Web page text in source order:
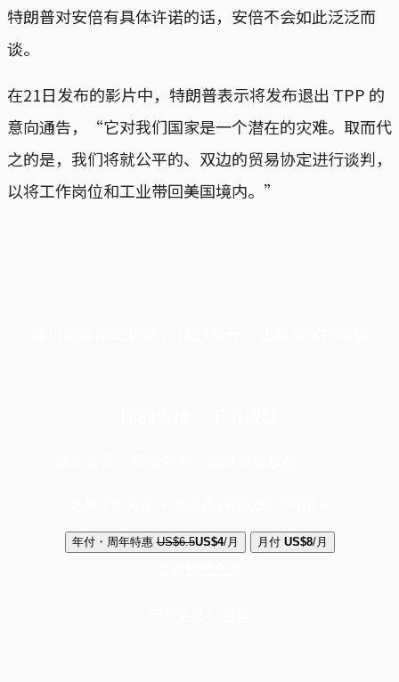
特朗普对安倍有具体许诺的话，安倍不会如此泛泛而
谈。
在21日发布的影片中，特朗普表示将发布退出 TPP 的
意向通告，“它对我们国家是一个潜在的灾难。取而代
之的是，我们将就公平的、双边的贸易协定进行谈判，
以将工作岗位和工业带回美国境内。”
年付・周年特惠 US$6.5US$4/月 月付 US$8/月